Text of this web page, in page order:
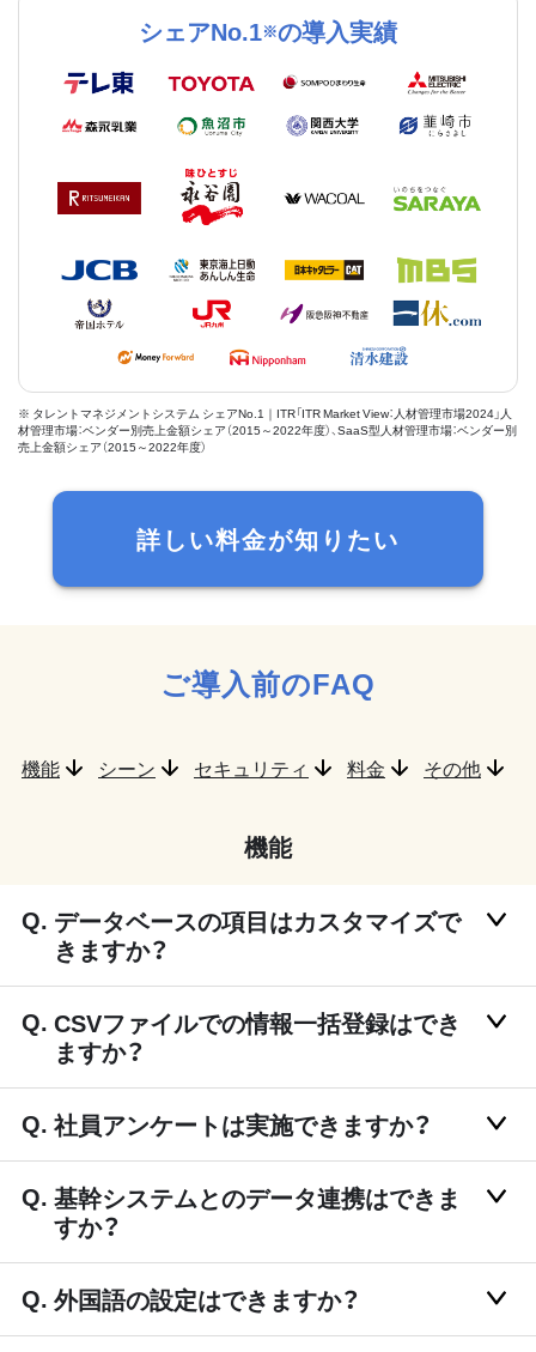
シェアNo.1※の導入実績
※ タレントマネジメントシステム シェアNo.1｜ITR「ITR Market View：人材管理市場2024」人
材管理市場：ベンダー別売上金額シェア（2015～2022年度）、SaaS型人材管理市場：ベンダー別
売上金額シェア（2015～2022年度）
詳しい料金が知りたい
ご導入前のFAQ
機能 シーン セキュリティ 料金 その他
機能
データベースの項目はカスタマイズで
きますか？
CSVファイルでの情報一括登録はでき
ますか？
社員アンケートは実施できますか？
基幹システムとのデータ連携はできま
すか？
外国語の設定はできますか？